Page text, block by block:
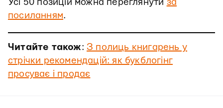
Усі 50 позицій можна переглянути за
посиланням.
Читайте також: З полиць книгарень у
стрічки рекомендацій: як букблогінг
просуває і продає